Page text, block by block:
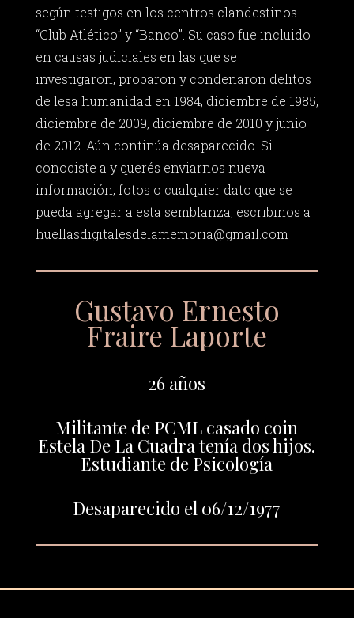
según testigos en los centros clandestinos
“Club Atlético” y “Banco”. Su caso fue incluido
en causas judiciales en las que se
investigaron, probaron y condenaron delitos
de lesa humanidad en 1984, diciembre de 1985,
diciembre de 2009, diciembre de 2010 y junio
de 2012. Aún continúa desaparecido. Si
conociste a y querés enviarnos nueva
información, fotos o cualquier dato que se
pueda agregar a esta semblanza, escribinos a
huellasdigitalesdelamemoria@gmail.com
Gustavo Ernesto
Fraire Laporte
26 años
Militante de PCML casado coin
Estela De La Cuadra tenía dos hijos.
Estudiante de Psicología
Desaparecido el 06/12/1977